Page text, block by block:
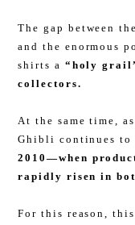
The gap between
and the enormous
shirts a “holy
collectors.
At the same time,
Ghibli continues
2010—when
rapidly risen in
For this reason,